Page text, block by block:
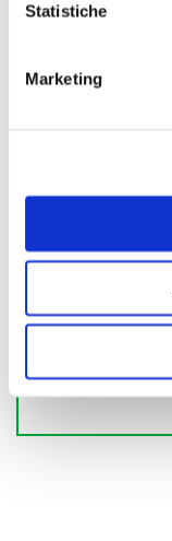
Statistiche
Marketing